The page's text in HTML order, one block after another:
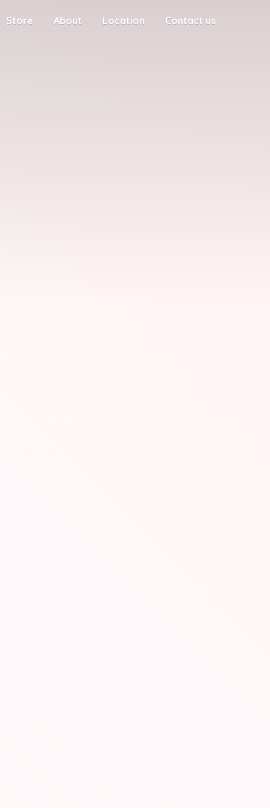
Store About Location Contact us